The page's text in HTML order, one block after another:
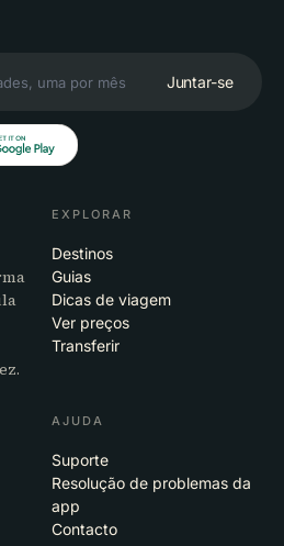
Juntar-se
EXPLORAR
Destinos
Guias
Dicas de viagem
Ver preços
Transferir
AJUDA
Suporte
Resolução de problemas da
app
Contacto